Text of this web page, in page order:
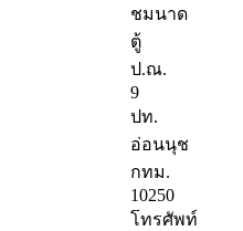
ชมนาด
ตู้
ป.ณ.
9
ปท.
อ่อนนุช
กทม.
10250
โทรศัพท์